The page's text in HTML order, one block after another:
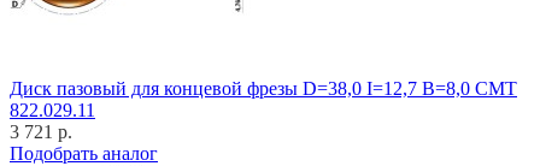
Диск пазовый для концевой фрезы D=38,0 I=12,7 B=8,0 CMT
822.029.11
3 721 р.
Подобрать аналог